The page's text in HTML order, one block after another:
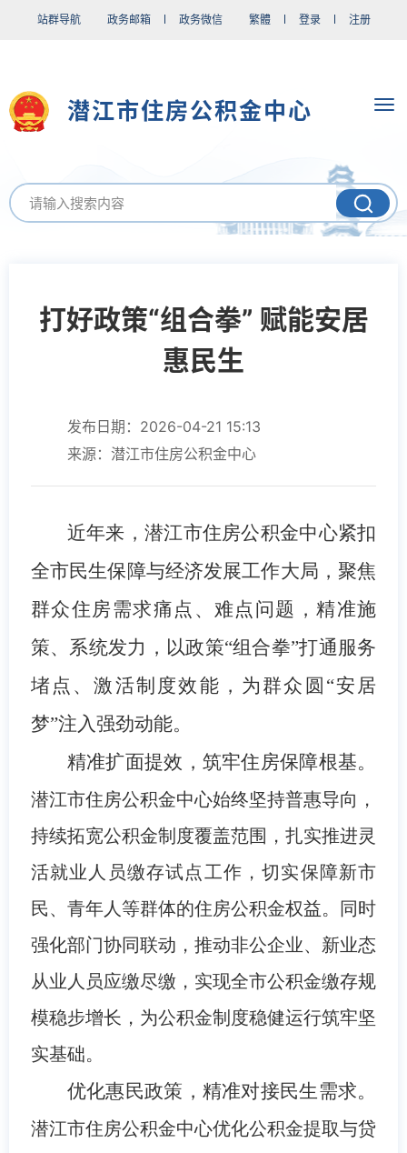
站群导航 政务邮箱 政务微信 繁體 登录 注册
潜江市住房公积金中心
打好政策“组合拳” 赋能安居
惠民生
发布日期：2026-04-21 15:13
来源：潜江市住房公积金中心
近年来，潜江市住房公积金中心紧扣
全市民生保障与经济发展工作大局，聚焦
群众住房需求痛点、难点问题，精准施
策、系统发力，以政策“组合拳”打通服务
堵点、激活制度效能，为群众圆“安居
梦”注入强劲动能。
精准扩面提效，筑牢住房保障根基。
潜江市住房公积金中心始终坚持普惠导向，
持续拓宽公积金制度覆盖范围，扎实推进灵
活就业人员缴存试点工作，切实保障新市
民、青年人等群体的住房公积金权益。同时
强化部门协同联动，推动非公企业、新业态
从业人员应缴尽缴，实现全市公积金缴存规
模稳步增长，为公积金制度稳健运行筑牢坚
实基础。
优化惠民政策，精准对接民生需求。
潜江市住房公积金中心优化公积金提取与贷